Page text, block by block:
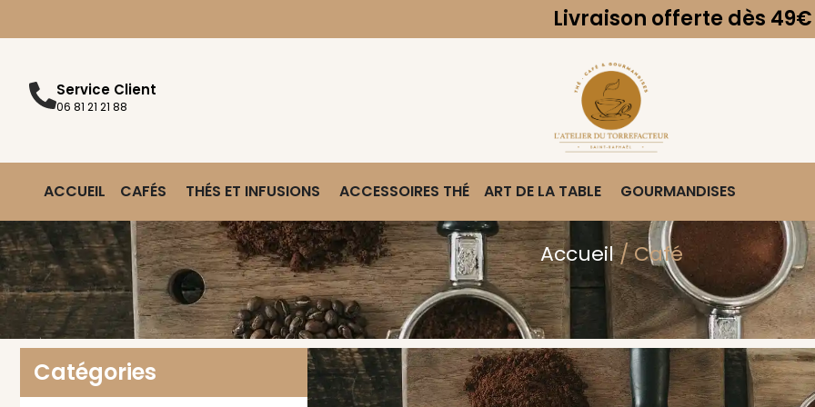
Livraison offerte dès 49€ d'achat.
Service Client
06 81 21 21 88
ACCUEIL CAFÉS THÉS ET INFUSIONS ACCESSOIRES THÉ ART DE LA TABLE GOURMANDISES
Accueil/ Café
Catégories